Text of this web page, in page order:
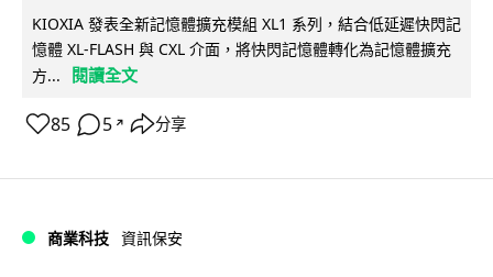
KIOXIA 發表全新記憶體擴充模組 XL1 系列，結合低延遲快閃記
憶體 XL-FLASH 與 CXL 介面，將快閃記憶體轉化為記憶體擴充
方...
閱讀全文
85 5 ↗ 分享
商業科技 資訊保安